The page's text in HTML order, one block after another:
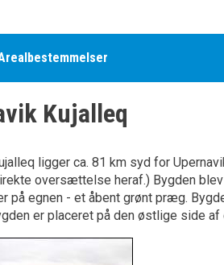
Kujalleq
ligger ca. 81 km syd for
oversættelse heraf.) Bygden
på egnen - et åbent grønt præg.
er placeret på den østlige side